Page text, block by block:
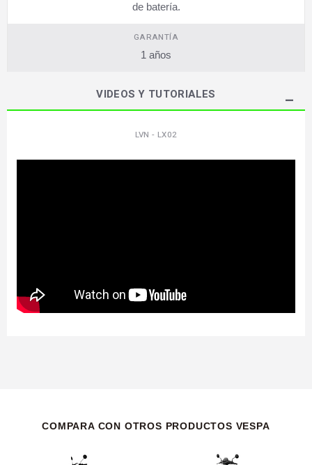
de batería.
GARANTÍA
1 años
VIDEOS Y TUTORIALES
LVN - LX02
COMPARA CON OTROS PRODUCTOS VESPA